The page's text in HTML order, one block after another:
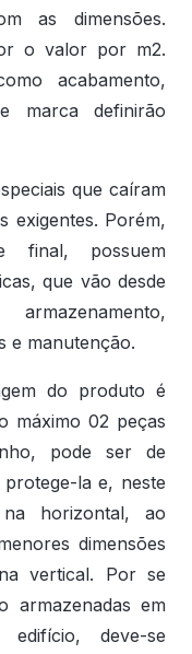
as dimensões.
o valor por m2.
acabamento,
marca definirão
que caíram
exigentes. Porém,
final, possuem
que vão desde
e manutenção.
do produto é
máximo 02 peças
pode ser de
la e, neste
horizontal, ao
dimensões
vertical. Por se
armazenadas em
deve-se